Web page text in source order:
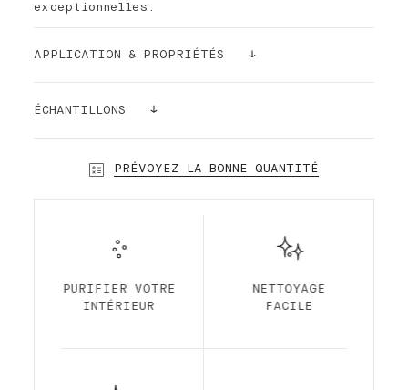
exceptionnelles.
APPLICATION & PROPRIÉTÉS
La densité de ses pigments la rend ultra
d'utiliser notre rouleau de peinture Palette
à poils courts. Dans la plupart des cas et
Notre peinture d'intérieur et de qualité
supérieure à base d'eau et avec une finition
durable et peu lustrée. La finition standard
pigmentation élevée, un temps de séchage
ÉCHANTILLONS
PRÉVOYEZ LA BONNE QUANTITÉ
PURIFIER VOTRE
INTÉRIEUR
NETTOYAGE
FACILE